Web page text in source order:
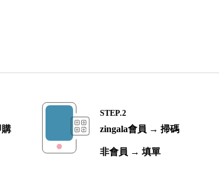
STEP.2
zingala會員 → 掃碼
非會員 → 填單